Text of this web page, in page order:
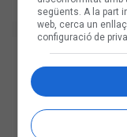
següents. A la part
web, cerca un
configuració de